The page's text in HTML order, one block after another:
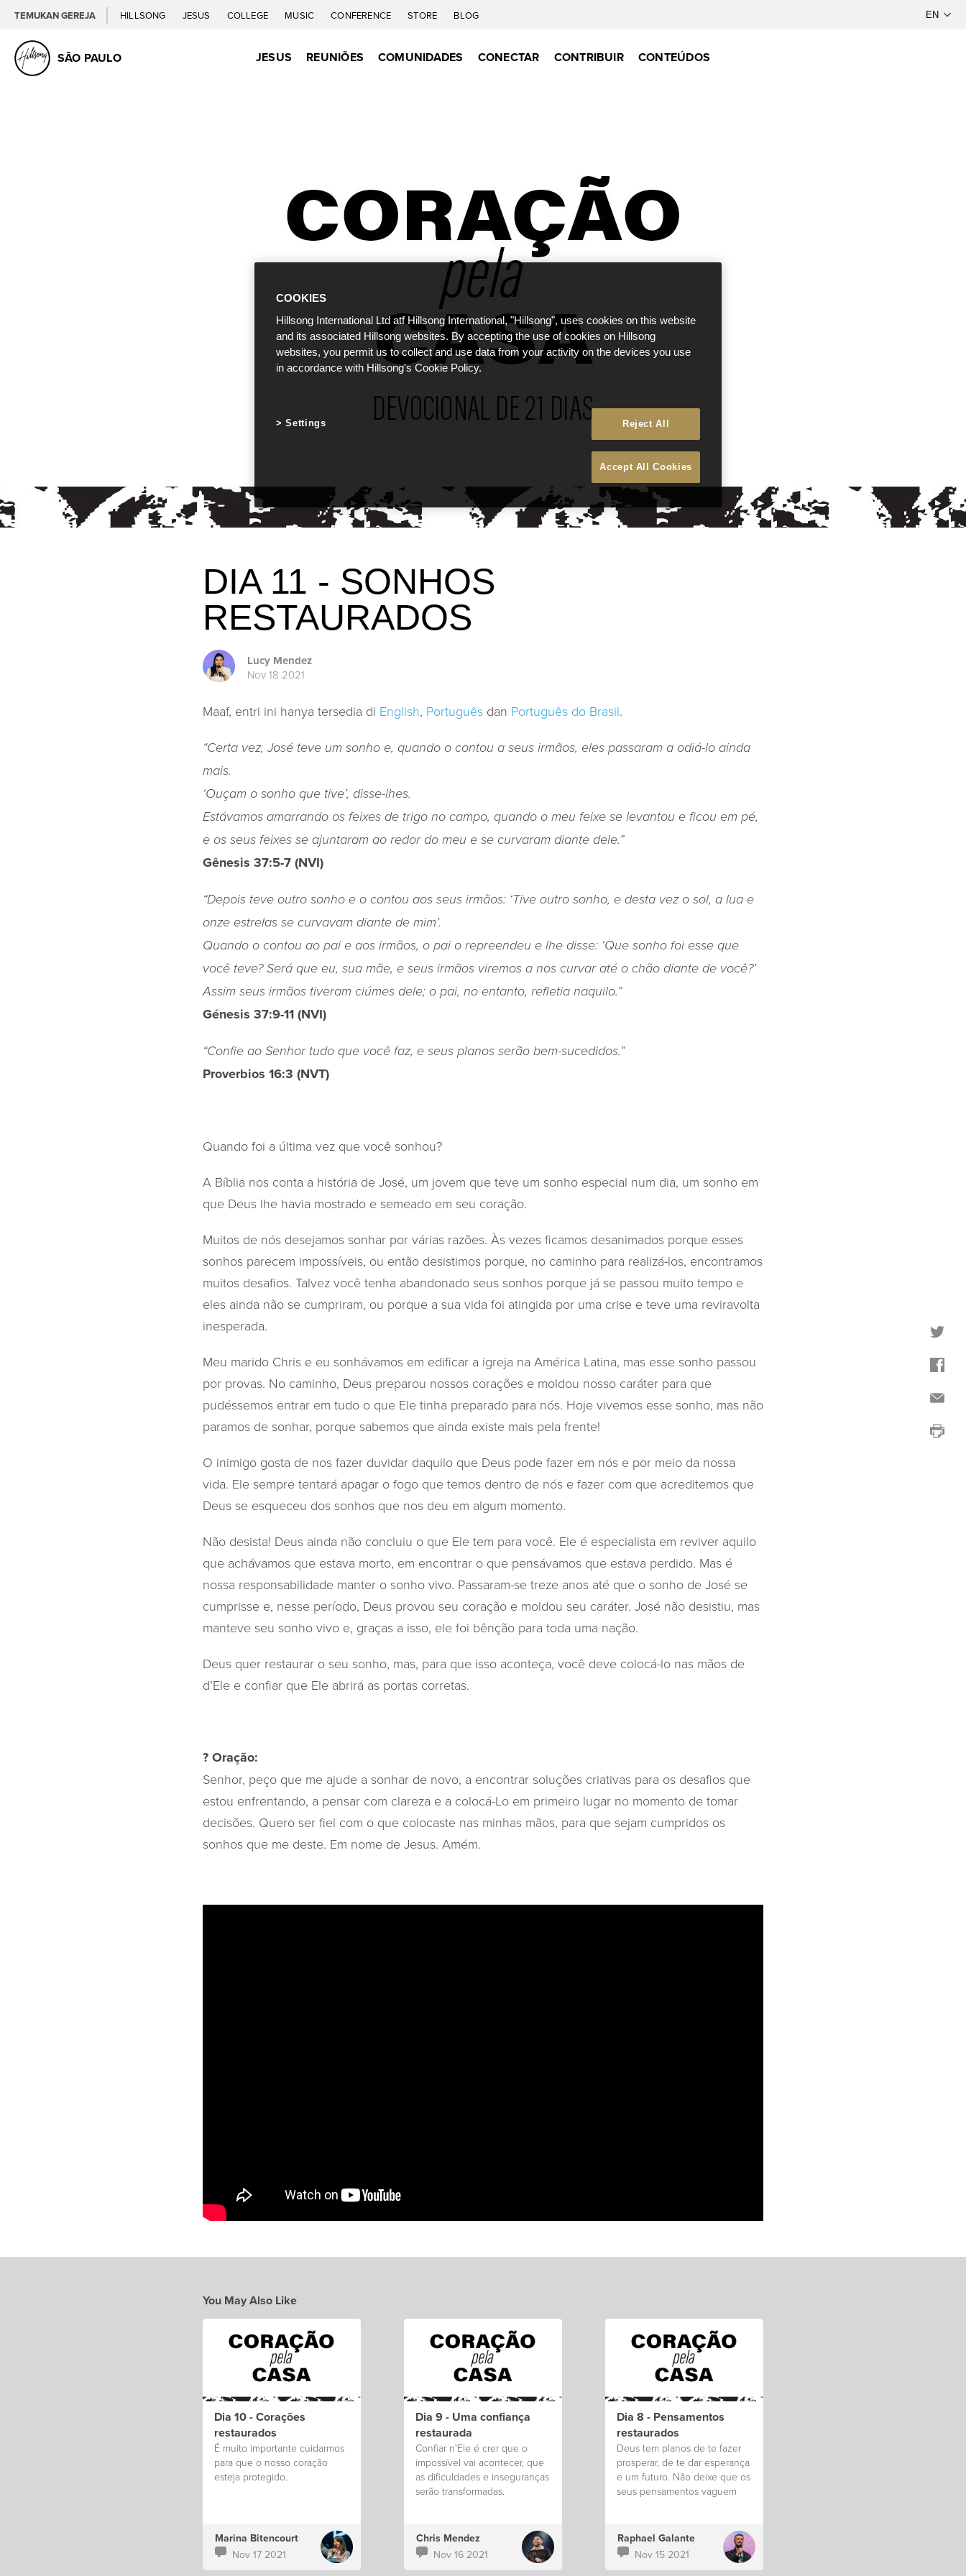
TEMUKAN GEREJA HILLSONG JESUS COLLEGE MUSIC CONFERENCE STORE BLOG
SÃO PAULO JESUS REUNIÕES COMUNIDADES CONECTAR CONTRIBUIR CONTEÚDOS
DIA 11 - SONHOS
RESTAURADOS
Lucy Mendez
Nov 18 2021
Maaf, entri ini hanya tersedia di English, Português dan Português do Brasil.
“Certa vez, José teve um sonho e, quando o contou a seus irmãos, eles passaram a odiá-lo ainda
mais.
‘Ouçam o sonho que tive’, disse-lhes.
Estávamos amarrando os feixes de trigo no campo, quando o meu feixe se levantou e ficou em pé,
e os seus feixes se ajuntaram ao redor do meu e se curvaram diante dele.”
Gênesis 37:5-7 (NVI)
“Depois teve outro sonho e o contou aos seus irmãos: ‘Tive outro sonho, e desta vez o sol, a lua e
onze estrelas se curvavam diante de mim’.
Quando o contou ao pai e aos irmãos, o pai o repreendeu e lhe disse: ‘Que sonho foi esse que
você teve? Será que eu, sua mãe, e seus irmãos viremos a nos curvar até o chão diante de você?’
Assim seus irmãos tiveram ciúmes dele; o pai, no entanto, refletia naquilo.”
Génesis 37:9-11 (NVI)
“Confie ao Senhor tudo que você faz, e seus planos serão bem-sucedidos.”
Proverbios 16:3 (NVT)
Quando foi a última vez que você sonhou?
A Bíblia nos conta a história de José, um jovem que teve um sonho especial num dia, um sonho em
que Deus lhe havia mostrado e semeado em seu coração.
Muitos de nós desejamos sonhar por várias razões. Às vezes ficamos desanimados porque esses
sonhos parecem impossíveis, ou então desistimos porque, no caminho para realizá-los, encontramos
muitos desafios. Talvez você tenha abandonado seus sonhos porque já se passou muito tempo e
eles ainda não se cumpriram, ou porque a sua vida foi atingida por uma crise e teve uma reviravolta
inesperada.
Meu marido Chris e eu sonhávamos em edificar a igreja na América Latina, mas esse sonho passou
por provas. No caminho, Deus preparou nossos corações e moldou nosso caráter para que
pudéssemos entrar em tudo o que Ele tinha preparado para nós. Hoje vivemos esse sonho, mas não
paramos de sonhar, porque sabemos que ainda existe mais pela frente!
O inimigo gosta de nos fazer duvidar daquilo que Deus pode fazer em nós e por meio da nossa
vida. Ele sempre tentará apagar o fogo que temos dentro de nós e fazer com que acreditemos que
Deus se esqueceu dos sonhos que nos deu em algum momento.
Não desista! Deus ainda não concluiu o que Ele tem para você. Ele é especialista em reviver aquilo
que achávamos que estava morto, em encontrar o que pensávamos que estava perdido. Mas é
nossa responsabilidade manter o sonho vivo. Passaram-se treze anos até que o sonho de José se
cumprisse e, nesse período, Deus provou seu coração e moldou seu caráter. José não desistiu, mas
manteve seu sonho vivo e, graças a isso, ele foi bênção para toda uma nação.
Deus quer restaurar o seu sonho, mas, para que isso aconteça, você deve colocá-lo nas mãos de
d’Ele e confiar que Ele abrirá as portas corretas.
? Oração:
Senhor, peço que me ajude a sonhar de novo, a encontrar soluções criativas para os desafios que
estou enfrentando, a pensar com clareza e a colocá-Lo em primeiro lugar no momento de tomar
decisões. Quero ser fiel com o que colocaste nas minhas mãos, para que sejam cumpridos os
sonhos que me deste. Em nome de Jesus. Amém.
You May Also Like
Dia 10 - Corações
restaurados
É muito importante cuidarmos
para que o nosso coração
esteja protegido.
Marina Bitencourt
Nov 17 2021
Dia 9 - Uma confiança
restaurada
Confiar n'Ele é crer que o
impossível vai acontecer, que
as dificuldades e inseguranças
serão transformadas.
Chris Mendez
Nov 16 2021
Dia 8 - Pensamentos
restaurados
Deus tem planos de te fazer
prosperar, de te dar esperança
e um futuro. Não deixe que os
seus pensamentos vaguem
Raphael Galante
Nov 15 2021
COOKIES
Hillsong International Ltd atf Hillsong International, "Hillsong", uses cookies on this website
and its associated Hillsong websites. By accepting the use of cookies on Hillsong
websites, you permit us to collect and use data from your activity on the devices you use
in accordance with Hillsong's Cookie Policy.
Reject All
Accept All Cookies
Settings